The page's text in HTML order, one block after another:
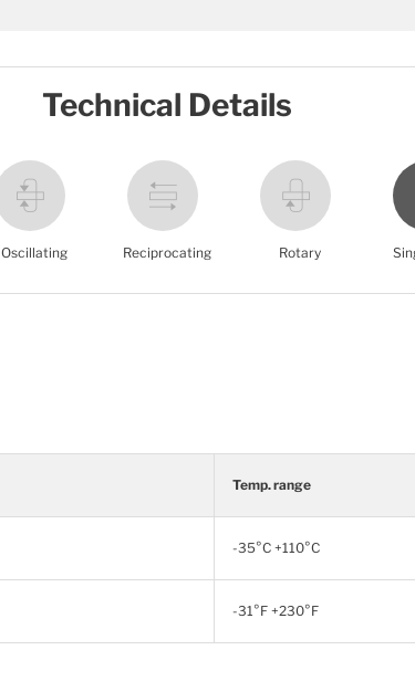
Technical Details
Oscillating Reciprocating Rotary
Temp. range
-35°C +110°C
-31°F +230°F